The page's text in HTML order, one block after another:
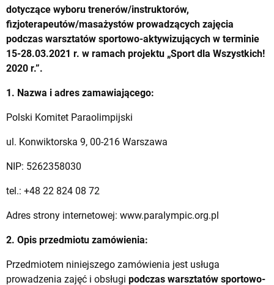
dotyczące wyboru trenerów/instruktorów,
fizjoterapeutów/masażystów prowadzących zajęcia
podczas warsztatów sportowo-aktywizujących w terminie
15-28.03.2021 r. w ramach projektu „Sport dla Wszystkich!
2020 r.”.
1. Nazwa i adres zamawiającego:
Polski Komitet Paraolimpijski
ul. Konwiktorska 9, 00-216 Warszawa
NIP: 5262358030
tel.: +48 22 824 08 72
Adres strony internetowej: www.paralympic.org.pl
2. Opis przedmiotu zamówienia:
Przedmiotem niniejszego zamówienia jest usługa
prowadzenia zajęć i obsługi podczas warsztatów sportowo-